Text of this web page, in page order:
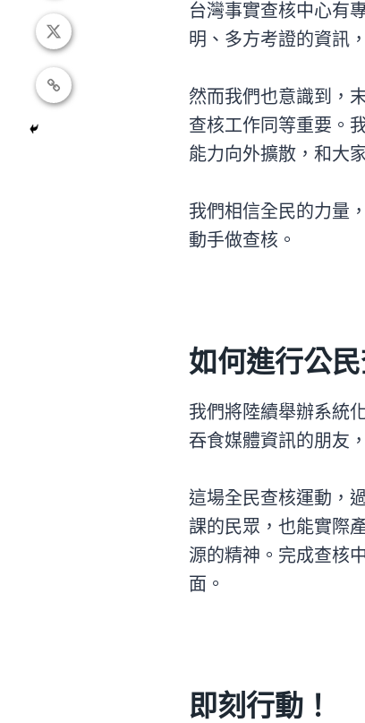
台灣事實查核中心有
明、多方考證的資訊
然而我們也意識到，
查核工作同等重要。
能力向外擴散，和大
我們相信全民的力量
動手做查核。
如何進行公民
我們將陸續舉辦系統
吞食媒體資訊的朋友
這場全民查核運動，
課的民眾，也能實際
源的精神。完成查核
面。
即刻行動！